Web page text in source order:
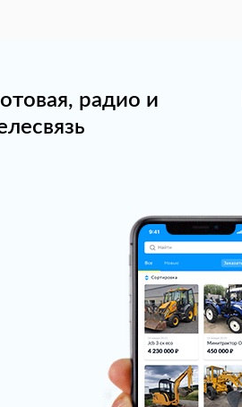
радио и